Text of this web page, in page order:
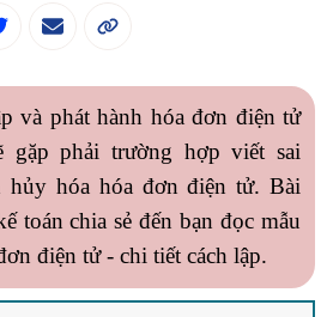
và phát hành hóa đơn điện tử
gặp phải trường hợp viết sai
hủy hóa hóa đơn điện tử. Bài
toán chia sẻ đến bạn đọcmẫu
điện tử - chi tiết cách lập.